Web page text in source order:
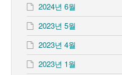
2024년 6월
2023년 5월
2023년 4월
2023년 1월